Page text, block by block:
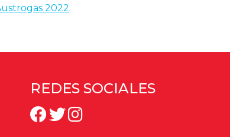
2022
REDES SOCIALES